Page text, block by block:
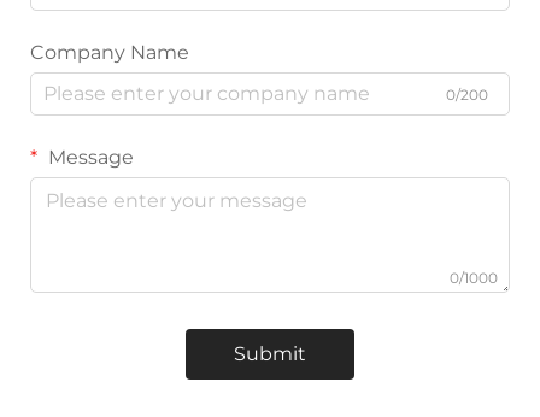
Company Name
0/200
Message
0/1000
Submit